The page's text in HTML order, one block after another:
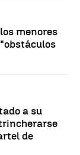
menores
a su
de